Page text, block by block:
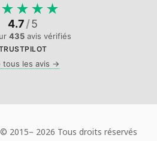
★ ★ ★ ★
4.7/5
435 avis vérifiés
tous les avis →
2015– 2026 Tous droits réservés